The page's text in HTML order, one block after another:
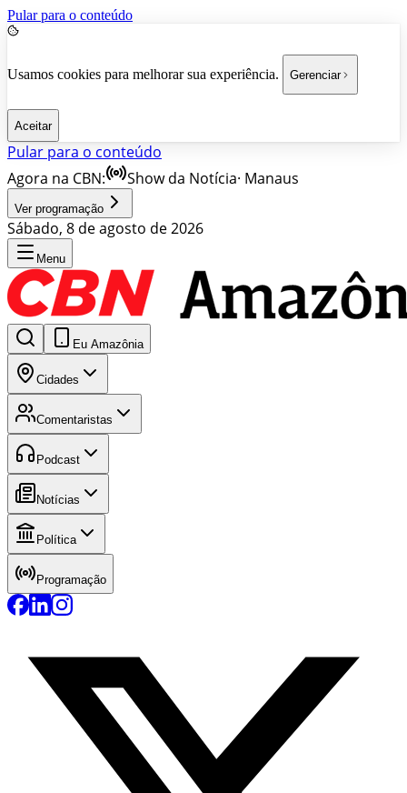
Pular para o conteúdo
Usamos cookies para melhorar sua experiência. Gerenciar
Aceitar
Pular para o conteúdo
Agora na CBN:
Show da Notícia· Manaus
Ver programação
Sábado, 8 de agosto de 2026
Menu
Eu Amazônia
Cidades
Comentaristas
Podcast
Notícias
Política
Programação